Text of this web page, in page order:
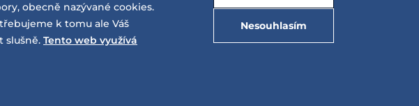
obecně nazývané cookies.
k tomu ale Váš
slušně. Tento web využívá
Nesouhlasím